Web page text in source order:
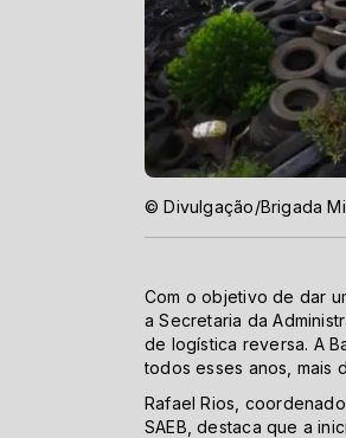
© Divulgação/Brigada
Com o objetivo de dar
a Secretaria da
de logística reversa. A
todos esses anos, mais
Rafael Rios,
SAEB, destaca que a